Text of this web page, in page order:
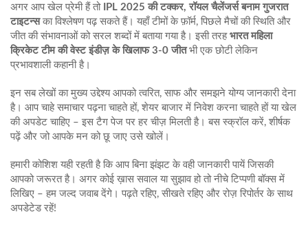
अगर आप खेल प्रेमी हैं तो
IPL 2025 की टक्कर, रॉयल चैलेंजर्स बनाम गुजरात
टाइटन्सका विश्लेषण पढ़ सकते हैं। यहाँ टीमों के फ़ॉर्म, पिछले मैचों की स्थिति और
जीत की संभावनाओं को सरल शब्दों में बताया गया है। इसी तरह भारत महिला
क्रिकेट टीम की वेस्ट इंडीज़ के खिलाफ 3-0 जीतभी एक छोटी लेकिन
प्रभावशाली कहानी है।
इन सब लेखों का मुख्य उद्देश्य आपको त्वरित, साफ और समझने योग्य जानकारी देना
है। आप चाहे समाचार पढ़ना चाहते हों, शेयर बाजार में निवेश करना चाहते हों या खेल
की अपडेट चाहिए – इस टैग पेज पर हर चीज़ मिलती है। बस स्क्रॉल करें, शीर्षक
पढ़ें और जो आपके मन को छू जाए उसे खोलें।
हमारी कोशिश यही रहती है कि आप बिना झंझट के वही जानकारी पायें जिसकी
आपको जरूरत है। अगर कोई ख़ास सवाल या सुझाव हो तो नीचे टिप्पणी बॉक्स में
लिखिए – हम जल्द जवाब देंगे। पढ़ते रहिए, सीखते रहिए और रोज़ रि‍पोर्तर के साथ
अपडेटेड रहें!